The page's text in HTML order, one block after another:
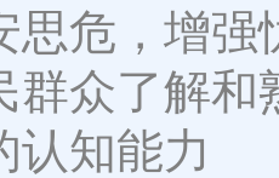
思危，增
群众了解
认知能力